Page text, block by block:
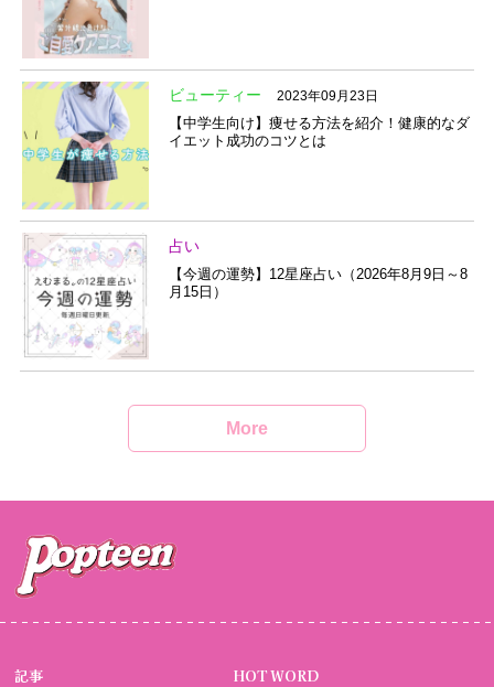
ビューティー 2023年09月23日
【中学生向け】痩せる方法を紹介！健康的なダ
イエット成功のコツとは
占い
【今週の運勢】12星座占い（2026年8月9日～8
月15日）
More
記事 HOT WORD